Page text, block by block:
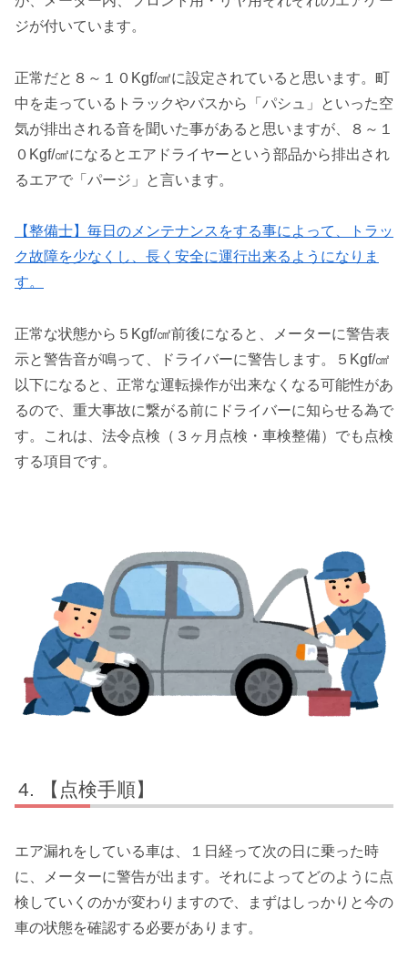
ジが付いています。
正常だと８～１０Kgf/㎠に設定されていると思います。町
中を走っているトラックやバスから「パシュ」といった空
気が排出される音を聞いた事があると思いますが、８～１
０Kgf/㎠になるとエアドライヤーという部品から排出され
るエアで「パージ」と言います。
【整備士】毎日のメンテナンスをする事によって、トラッ
ク故障を少なくし、長く安全に運行出来るようになりま
す。
正常な状態から５Kgf/㎠前後になると、メーターに警告表
示と警告音が鳴って、ドライバーに警告します。５Kgf/㎠
以下になると、正常な運転操作が出来なくなる可能性があ
るので、重大事故に繋がる前にドライバーに知らせる為で
す。これは、法令点検（３ヶ月点検・車検整備）でも点検
する項目です。
【点検手順】
エア漏れをしている車は、１日経って次の日に乗った時
に、メーターに警告が出ます。それによってどのように点
検していくのかが変わりますので、まずはしっかりと今の
車の状態を確認する必要があります。